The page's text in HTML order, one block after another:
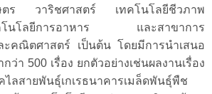
ร วาริชศาสตร์ เทคโนโลยีชีวภาพ
คโนโลยีการอาหาร และสาขาการ
ะคณิตศาสตร์ เป็นต้น โดยมีการนำเสนอ
ว่า 500 เรื่อง ยกตัวอย่างเช่นผลงานเรื่อง
ลสายพันธุ์เกเรธนาคารเมล็ดพันธุ์พืช